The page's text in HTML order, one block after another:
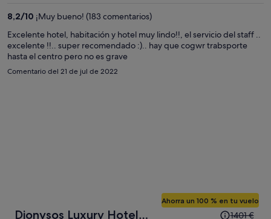
por
persona
8,2/10 ¡Muy bueno! (183 comentarios)
Excelente hotel, habitación y hotel muy lindo!!, el servicio del staff ..
excelente !!.. super recomendado :).. hay que cogwr trabsporte
hasta el centro pero no es grave
Comentario del 21 de jul de 2022
Dionysos Luxury Hotel
Ahorra un 100 % en tu vuelo
El 1401 €